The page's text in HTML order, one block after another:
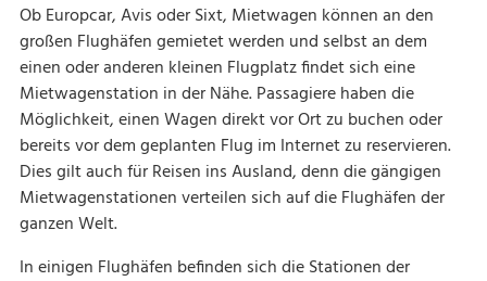
Ob Europcar, Avis oder Sixt, Mietwagen können an den
großen Flughäfen gemietet werden und selbst an dem
einen oder anderen kleinen Flugplatz findet sich eine
Mietwagenstation in der Nähe. Passagiere haben die
Möglichkeit, einen Wagen direkt vor Ort zu buchen oder
bereits vor dem geplanten Flug im Internet zu reservieren.
Dies gilt auch für Reisen ins Ausland, denn die gängigen
Mietwagenstationen verteilen sich auf die Flughäfen der
ganzen Welt.
In einigen Flughäfen befinden sich die Stationen der